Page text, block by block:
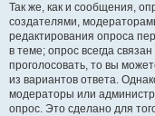
Так же, как и сообщения,
создателями,
редактирования опроса
в теме; опрос всегда
проголосовать, то вы
из вариантов ответа.
модераторы или
опрос. Это сделано для